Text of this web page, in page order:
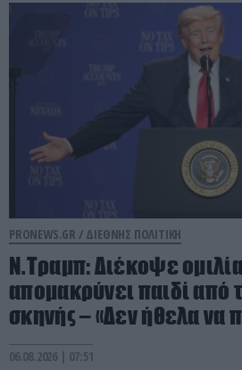
PRONEWS.GR / ΔΙΕΘΝΗΣ ΠΟΛΙΤΙΚΗ
Ν.Τραμπ: Διέκοψε
απομακρύνει παιδί από
σκηνής – «Δεν ήθελα να
06.08.2026 | 07:51